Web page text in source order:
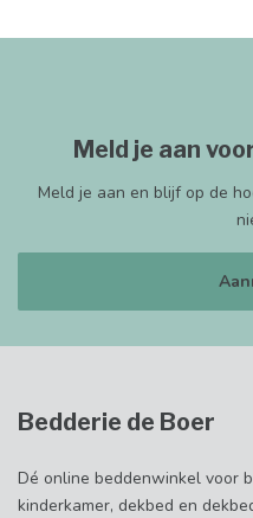
Meld je aan
Meld je aan en blijf op de
Bedderie de Boer
Dé online beddenwinkel voor
kinderkamer, dekbed en